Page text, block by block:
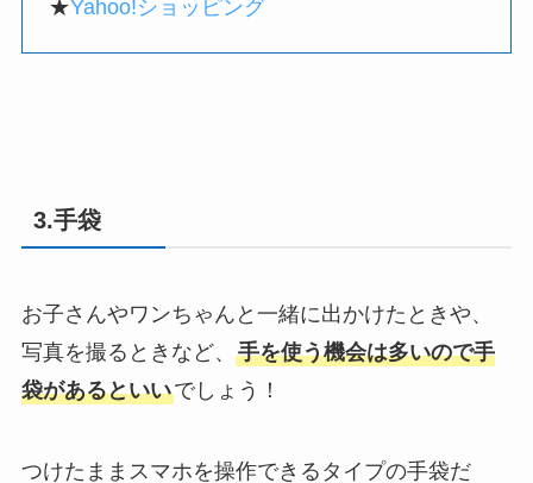
★Yahoo!ショッピング
3.手袋
お子さんやワンちゃんと一緒に出かけたときや、
写真を撮るときなど、 手を使う機会は多いので手
袋があるといいでしょう！
つけたままスマホを操作できるタイプの手袋だ